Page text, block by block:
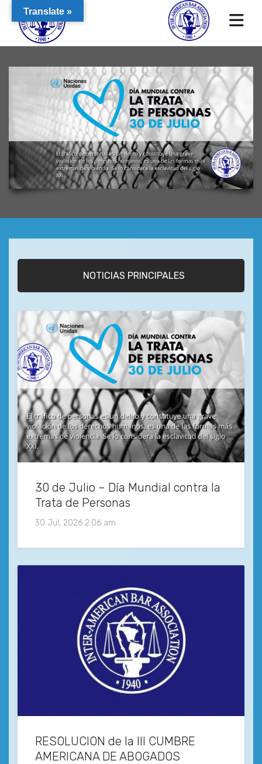
NOTICIAS PRINCIPALES
30 de Julio – Día Mundial contra la
Trata de Personas
30 Jul, 2026 2:06 am
RESOLUCION de la III CUMBRE
AMERICANA DE ABOGADOS
Translate »